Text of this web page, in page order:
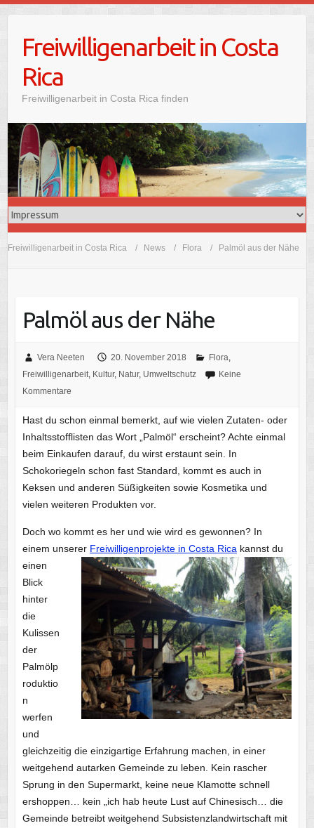
Freiwilligenarbeit in Costa
Rica
Freiwilligenarbeit in Costa Rica finden
Freiwilligenarbeit in Costa Rica News Flora Palmöl aus der Nähe
Palmöl aus der Nähe
Vera Neeten 20. November 2018 Flora
Freiwilligenarbeit, Kultur, Natur, Umweltschutz
Keine
Kommentare
Hast du schon einmal bemerkt, auf wie vielen Zutaten- oder
Inhaltsstofflisten das Wort „Palmöl“ erscheint? Achte einmal
beim Einkaufen darauf, du wirst erstaunt sein. In
Schokoriegeln schon fast Standard, kommt es auch in
Keksen und anderen Süßigkeiten sowie Kosmetika und
vielen weiteren Produkten vor.
Doch wo kommt es her und wie wird es gewonnen? In
einem unserer Freiwilligenprojekte in Costa Rica kannst du
einen
Blick
hinter
die
Kulissen
der
Palmölp
roduktio
n
werfen
und
gleichzeitig die einzigartige Erfahrung machen, in einer
weitgehend autarken Gemeinde zu leben. Kein rascher
Sprung in den Supermarkt, keine neue Klamotte schnell
ershoppen… kein „ich hab heute Lust auf Chinesisch… die
Gemeinde betreibt weitgehend Subsistenzlandwirtschaft mit